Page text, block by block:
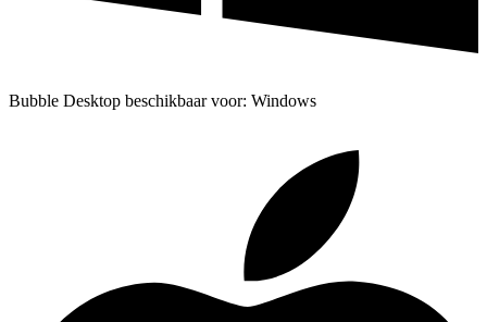
Bubble Desktop beschikbaar voor: Windows